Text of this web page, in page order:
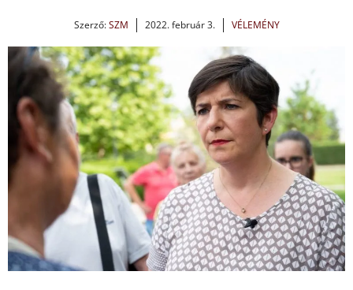
Szerző:SZM 2022. február 3. VÉLEMÉNY